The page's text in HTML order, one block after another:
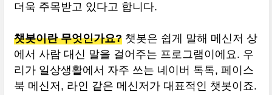
더욱 주목받고 있다고 합니다.
챗봇이란 무엇인가요?챗봇은 쉽게 말해 메신저 상
에서 사람 대신 말을 걸어주는 프로그램이에요. 우
리가 일상생활에서 자주 쓰는 네이버 톡톡, 페이스
북 메신저, 라인 같은 메신저가 대표적인 챗봇이죠.